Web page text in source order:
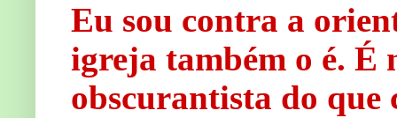
Eu sou contra a
igreja também o é. É
obscurantista do que